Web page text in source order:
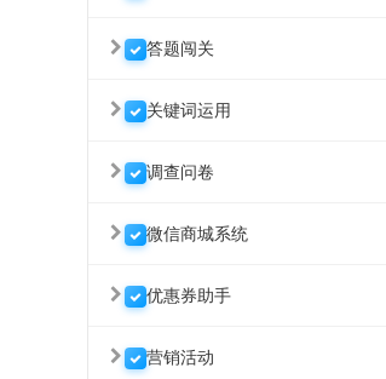
答题闯关
关键词运用
调查问卷
微信商城系统
优惠券助手
营销活动